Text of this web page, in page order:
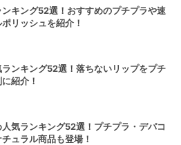
キング52選！おすすめのプチプラや速
リッシュを紹介！
ンキング52選！落ちないリップをプチ
紹介！
気ランキング52選！プチプラ・デパコ
ュラル商品も登場！